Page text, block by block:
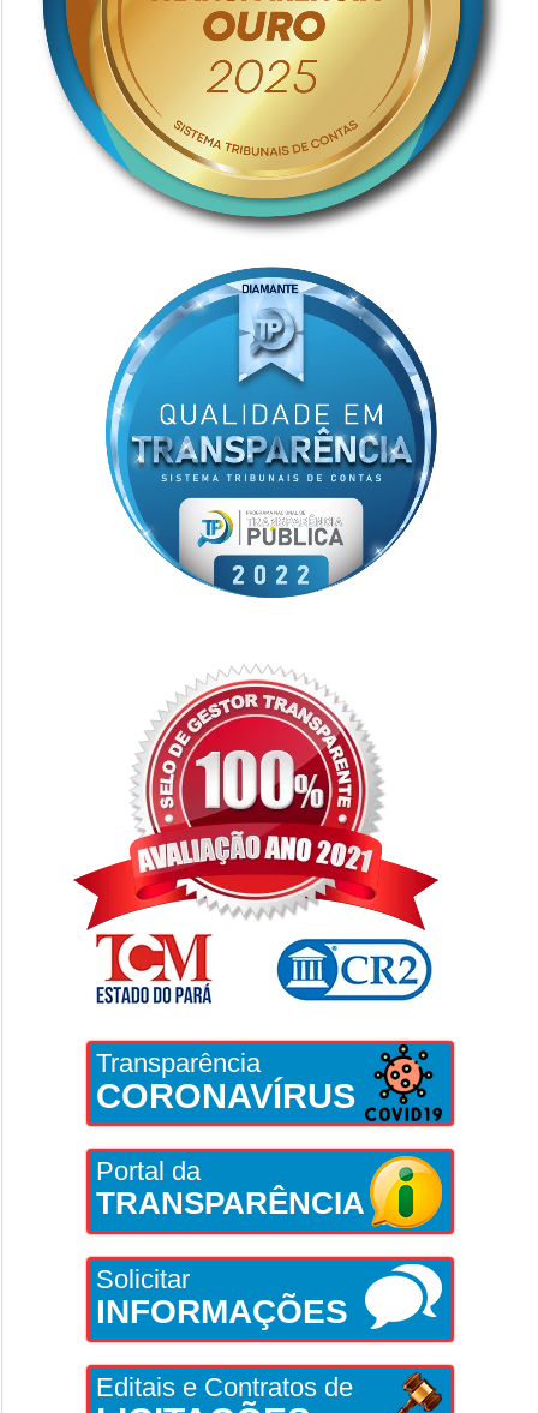
Transparência
CORONAVÍRUS
Portal da
TRANSPARÊNCIA
Solicitar
INFORMAÇÕES
Editais e Contratos de